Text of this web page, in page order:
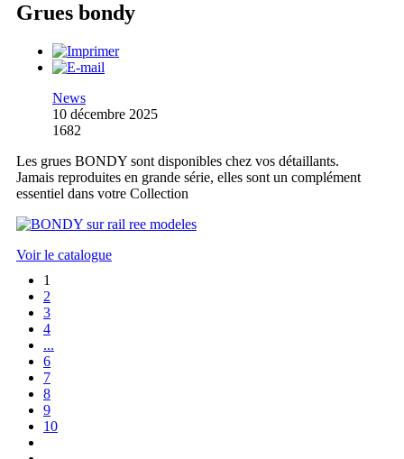
Grues bondy
News
10 décembre 2025
1682
Les grues BONDY sont disponibles chez vos détaillants.
Jamais reproduites en grande série, elles sont un complément
essentiel dans votre Collection
Voir le catalogue
1
2
3
4
...
6
7
8
9
10